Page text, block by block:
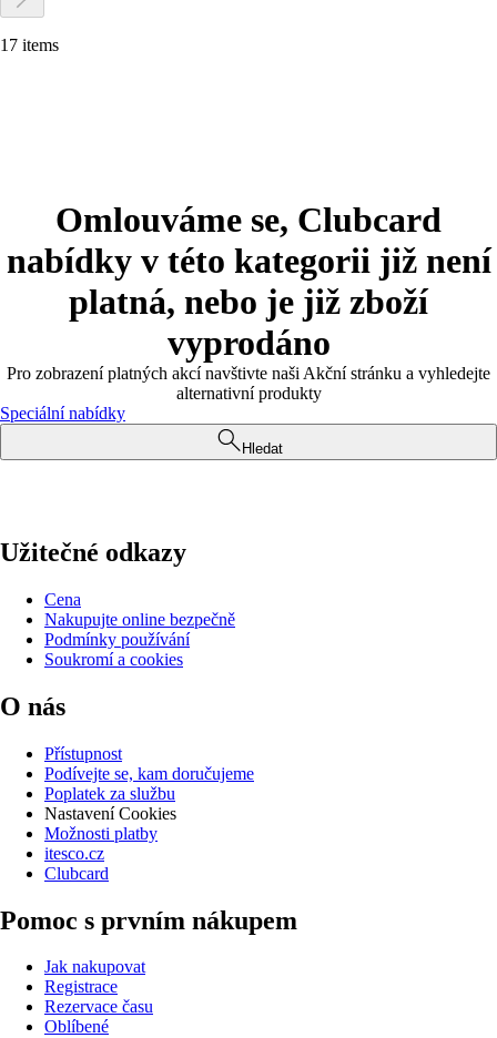
17 items
Omlouváme se, Clubcard
nabídky v této kategorii již není
platná, nebo je již zboží
vyprodáno
Pro zobrazení platných akcí navštivte naši Akční stránku a vyhledejte
alternativní produkty
Speciální nabídky
Hledat
Užitečné odkazy
Cena
Nakupujte online bezpečně
Podmínky používání
Soukromí a cookies
O nás
Přístupnost
Podívejte se, kam doručujeme
Poplatek za službu
Nastavení Cookies
Možnosti platby
itesco.cz
Clubcard
Pomoc s prvním nákupem
Jak nakupovat
Registrace
Rezervace času
Oblíbené